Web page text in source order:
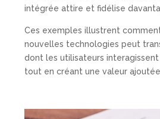
intégrée attire et fidélise
Ces exemples illustrent
nouvelles technologies peut
dont les utilisateurs interagissent
tout en créant une valeur